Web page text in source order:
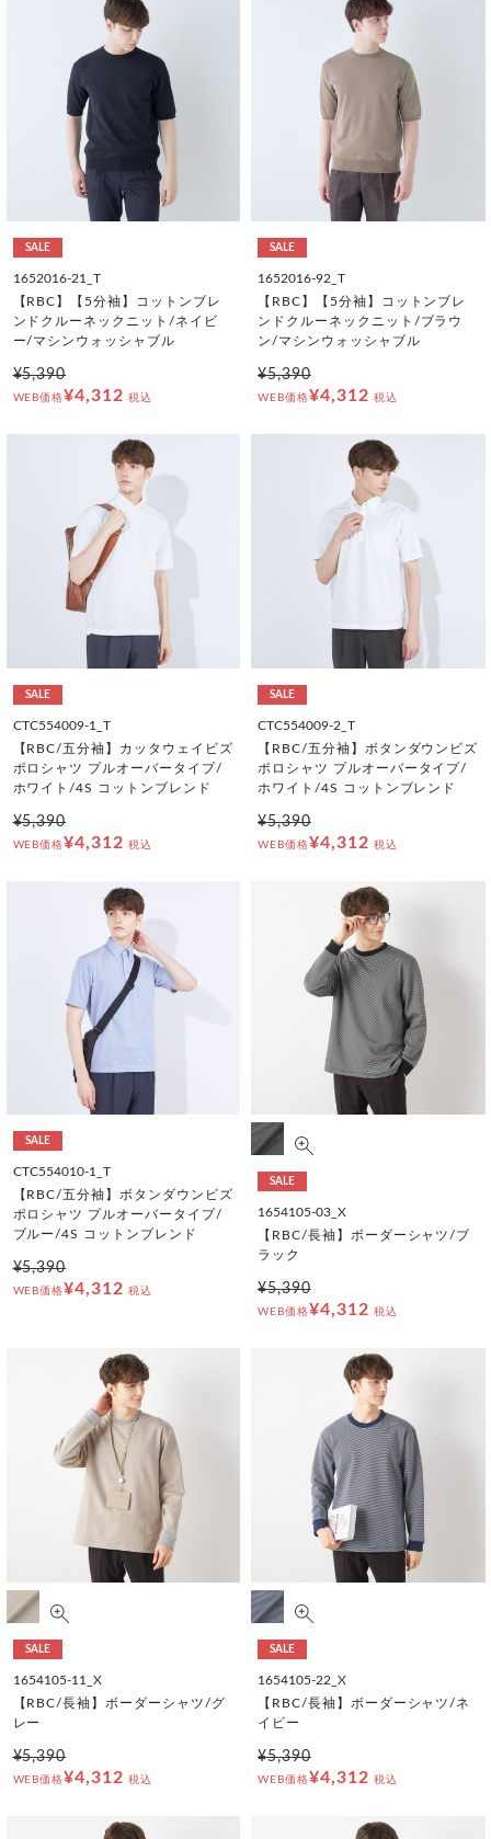
SALE
1652016-21_T
【RBC】【5分袖】コットンブレ
ンドクルーネックニット/ネイビ
ー/マシンウォッシャブル
¥5,390
WEB価格¥4,312 税込
SALE
1652016-92_T
【RBC】【5分袖】コットンブレ
ンドクルーネックニット/ブラウ
ン/マシンウォッシャブル
¥5,390
WEB価格¥4,312 税込
SALE
CTC554009-1_T
【RBC/五分袖】カッタウェイビズ
ポロシャツ プルオーバータイプ/
ホワイト/4S コットンブレンド
¥5,390
WEB価格¥4,312 税込
SALE
CTC554009-2_T
【RBC/五分袖】ボタンダウンビズ
ポロシャツ プルオーバータイプ/
ホワイト/4S コットンブレンド
¥5,390
WEB価格¥4,312 税込
SALE
CTC554010-1_T
【RBC/五分袖】ボタンダウンビズ
ポロシャツ プルオーバータイプ/
ブルー/4S コットンブレンド
¥5,390
WEB価格¥4,312 税込
SALE
1654105-03_X
【RBC/長袖】ボーダーシャツ/ブ
ラック
¥5,390
WEB価格¥4,312 税込
SALE
1654105-11_X
【RBC/長袖】ボーダーシャツ/グ
レー
¥5,390
WEB価格¥4,312 税込
SALE
1654105-22_X
【RBC/長袖】ボーダーシャツ/ネ
イビー
¥5,390
WEB価格¥4,312 税込